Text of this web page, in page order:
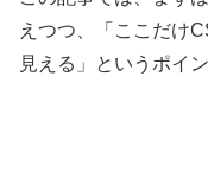
えつつ、「ここだけ
見える」というポイ